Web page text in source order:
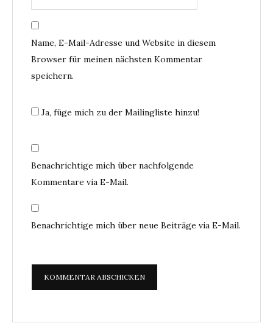
Name, E-Mail-Adresse und Website in diesem
Browser für meinen nächsten Kommentar
speichern.
Ja, füge mich zu der Mailingliste hinzu!
Benachrichtige mich über nachfolgende
Kommentare via E-Mail.
Benachrichtige mich über neue Beiträge via E-Mail.